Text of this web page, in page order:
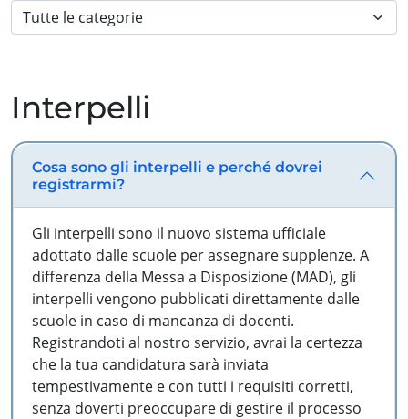
Interpelli
Cosa sono gli interpelli e perché dovrei
registrarmi?
Gli interpelli sono il nuovo sistema ufficiale
adottato dalle scuole per assegnare supplenze. A
differenza della Messa a Disposizione (MAD), gli
interpelli vengono pubblicati direttamente dalle
scuole in caso di mancanza di docenti.
Registrandoti al nostro servizio, avrai la certezza
che la tua candidatura sarà inviata
tempestivamente e con tutti i requisiti corretti,
senza doverti preoccupare di gestire il processo